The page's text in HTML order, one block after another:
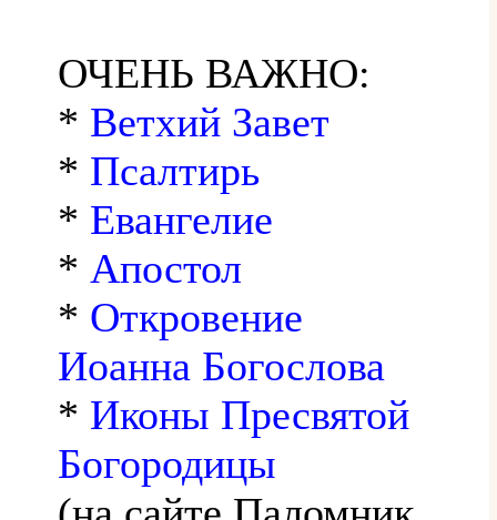
ОЧЕНЬ ВАЖНО:
* Ветхий Завет
* Псалтирь
* Евангелие
* Апостол
* Откровение
Иоанна Богослова
* Иконы Пресвятой
Богородицы